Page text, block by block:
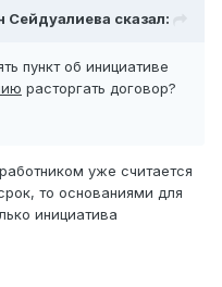
Сейдуалиева сказал:
пункт об инициативе
расторгать договор?
уже считается
то основаниями для
инициатива